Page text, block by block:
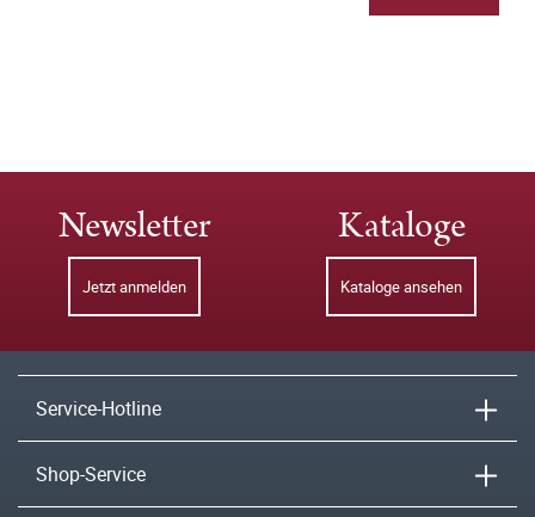
Newsletter
Jetzt anmelden
Kataloge
Kataloge ansehen
Service-Hotline
Shop-Service